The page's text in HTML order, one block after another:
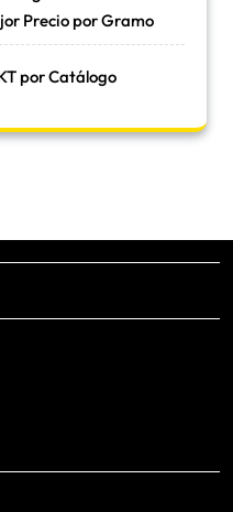
Precio por Gramo
por Catálogo